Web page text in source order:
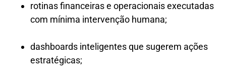
rotinas financeiras e operacionais executadas
com mínima intervenção humana;
dashboards inteligentes que sugerem ações
estratégicas;